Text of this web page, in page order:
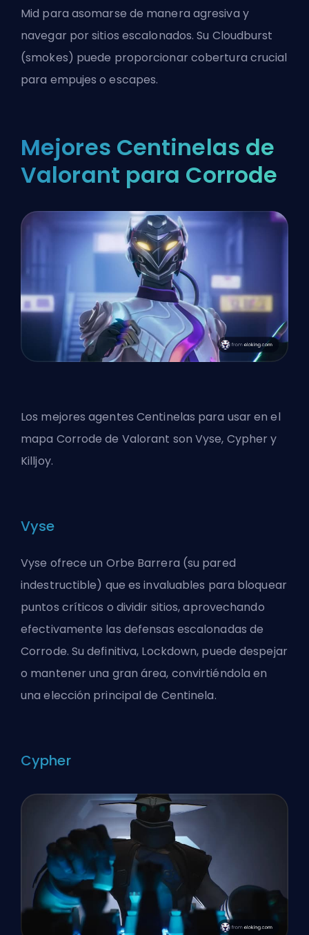
Mid para asomarse de manera agresiva y
navegar por sitios escalonados. Su Cloudburst
(smokes) puede proporcionar cobertura crucial
para empujes o escapes.
Mejores Centinelas de
Valorant para Corrode
Los mejores agentes Centinelas para usar en el
mapa Corrode de Valorant son Vyse, Cypher y
Killjoy.
Vyse
Vyse ofrece un Orbe Barrera (su pared
indestructible) que es invaluables para bloquear
puntos críticos o dividir sitios, aprovechando
efectivamente las defensas escalonadas de
Corrode. Su definitiva, Lockdown, puede despejar
o mantener una gran área, convirtiéndola en
una elección principal de Centinela.
Cypher